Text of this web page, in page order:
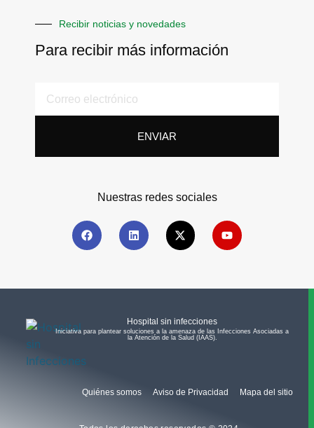
Recibir noticias y novedades
Para recibir más información
ENVIAR
Nuestras redes sociales
Hospital sin infecciones
Iniciativa para plantear soluciones a la amenaza de las Infecciones Asociadas a
la Atención de la Salud (IAAS).​
Quiénes somos Aviso de Privacidad Mapa del sitio